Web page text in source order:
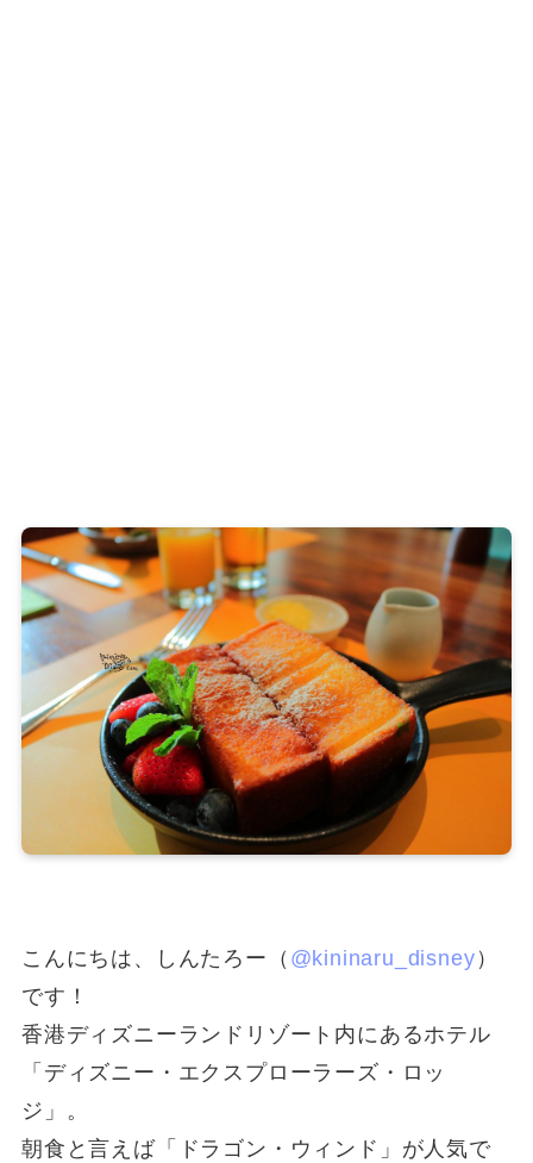
こんにちは、しんたろー（ @kininaru_disney ）
です！
香港ディズニーランドリゾート内にあるホテル
「ディズニー・エクスプローラーズ・ロッ
ジ」。
朝食と言えば「ドラゴン・ウィンド」が人気で